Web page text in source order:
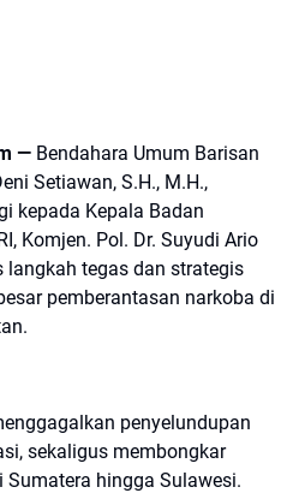
— Bendahara Umum Barisan
Setiawan, S.H., M.H.,
kepada Kepala Badan
Komjen. Pol. Dr. Suyudi Ario
langkah tegas dan strategis
pemberantasan narkoba di
penyelundupan
sekaligus membongkar
hingga Sulawesi.